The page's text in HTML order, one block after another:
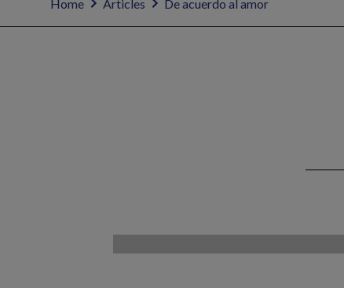
Home Articles De acuerdo al amor